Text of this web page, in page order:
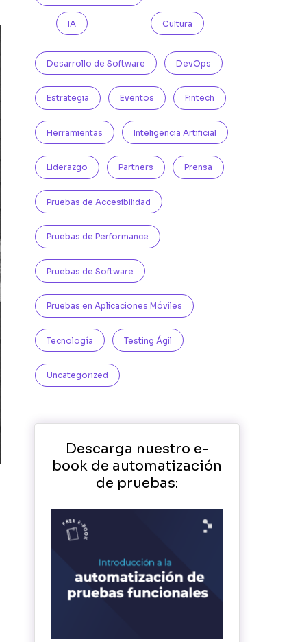
IA Cultura
Desarrollo de Software DevOps
Estrategia Eventos Fintech
Herramientas Inteligencia Artificial
Liderazgo Partners Prensa
Pruebas de Accesibilidad
Pruebas de Performance
Pruebas de Software
Pruebas en Aplicaciones Móviles
Tecnología Testing Ágil
Uncategorized
Descarga nuestro e-
book de automatización
de pruebas: